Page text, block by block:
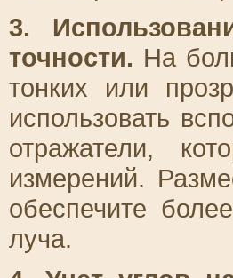
3.
точности. На
тонких или
использовать
отражатели,
измерений.
обеспечите
луча.